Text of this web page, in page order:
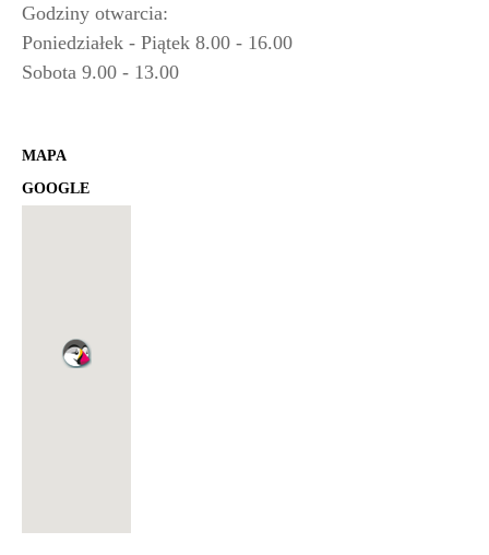
Godziny otwarcia:
Poniedziałek - Piątek 8.00 - 16.00
Sobota 9.00 - 13.00
MAPA
GOOGLE